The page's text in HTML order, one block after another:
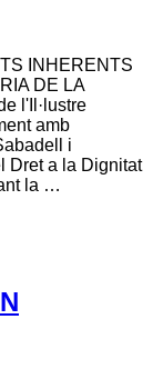
INHERENTS
DE LA
l'Il·lustre
amb
i
Dret a la Dignitat
la …